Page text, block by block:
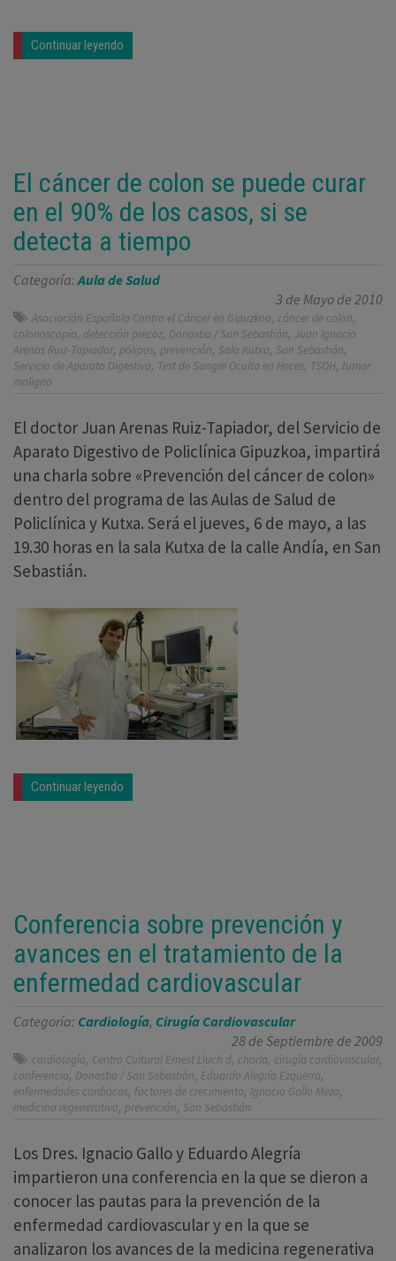
Continuar leyendo
El cáncer de colon se puede curar
en el 90% de los casos, si se
detecta a tiempo
Categoría:Aula de Salud
3 de Mayo de 2010
Asociación Española Contra el Cáncer en Gipuzkoa, cáncer de colon,
colonoscopia, detección precoz, Donostia / San Sebastián, Juan Ignacio
Arenas Ruiz-Tapiador, pólipos, prevención, Sala Kutxa, San Sebastián,
Servicio de Aparato Digestivo, Test de Sangre Oculta en Heces, TSOH, tumor
maligno
El doctor Juan Arenas Ruiz-Tapiador, del Servicio de
Aparato Digestivo de Policlínica Gipuzkoa, impartirá
una charla sobre «Prevención del cáncer de colon»
dentro del programa de las Aulas de Salud de
Policlínica y Kutxa. Será el jueves, 6 de mayo, a las
19.30 horas en la sala Kutxa de la calle Andía, en San
Sebastián.
Continuar leyendo
Conferencia sobre prevención y
avances en el tratamiento de la
enfermedad cardiovascular
Categoría: Cardiología, Cirugía Cardiovascular
28 de Septiembre de 2009
cardiología, Centro Cultural Ernest Lluch d, charla, cirugía cardiovascular,
conferencia, Donostia / San Sebastián, Eduardo Alegría Ezquerra,
enfermedades cardiacas, factores de crecimiento, Ignacio Gallo Mezo,
medicina regenerativa, prevención, San Sebastián
Los Dres. Ignacio Gallo y Eduardo Alegría
impartieron una conferencia en la que se dieron a
conocer las pautas para la prevención de la
enfermedad cardiovascular y en la que se
analizaron los avances de la medicina regenerativa